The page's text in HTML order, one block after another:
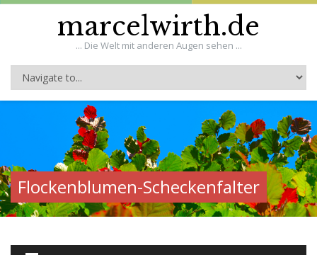
marcelwirth.de
... Die Welt mit anderen Augen sehen ...
Flockenblumen-Scheckenfalter